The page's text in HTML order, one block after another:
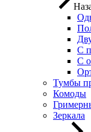
С
С
Тумбы
Комоды
Зеркала